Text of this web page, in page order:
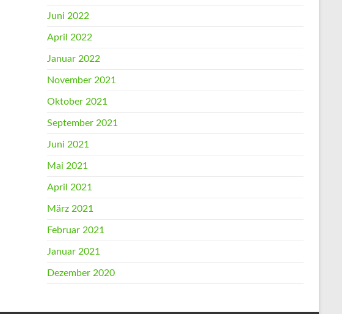
Juni 2022
April 2022
Januar 2022
November 2021
Oktober 2021
September 2021
Juni 2021
Mai 2021
April 2021
März 2021
Februar 2021
Januar 2021
Dezember 2020